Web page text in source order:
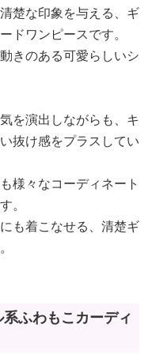
楚な印象を与える、ギ
ドワンピースです。
きのある可愛らしいシ
を演出しながらも、キ
抜け感をプラスしてい
様々なコーディネート
。
も着こなせる、清楚ギ
ふわもこカーディ